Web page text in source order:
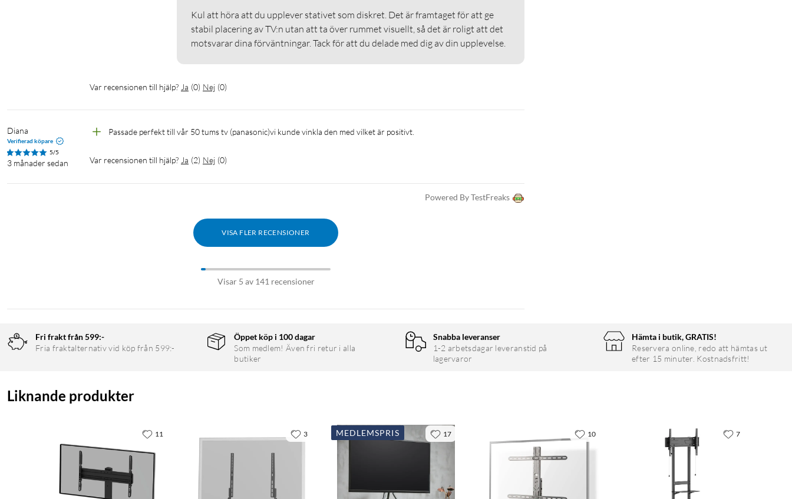
Kul att höra att du upplever stativet som diskret. Det är framtaget för att ge
stabil placering av TV:n utan att ta över rummet visuellt, så det är roligt att det
motsvarar dina förväntningar. Tack för att du delade med dig av din upplevelse.
Var recensionen till hjälp? Ja (0) Nej (0)
Diana
Verifierad köpare
5/5
3 månader sedan
Passade perfekt till vår 50 tums tv (panasonic)vi kunde vinkla den med vilket är positivt.
Var recensionen till hjälp? Ja (2) Nej (0)
Powered By TestFreaks
VISA FLER RECENSIONER
Visar 5 av 141 recensioner
Fri frakt från 599:-
Fria fraktalternativ vid köp från 599:-
Öppet köp i 100 dagar
Som medlem! Även fri retur i alla
butiker
Snabba leveranser
1-2 arbetsdagar leveranstid på
lagervaror
Hämta i butik, GRATIS!
Reservera online, redo att hämtas ut
efter 15 minuter. Kostnadsfritt!
Liknande produkter
11 3 MEDLEMSPRIS 17 10 7